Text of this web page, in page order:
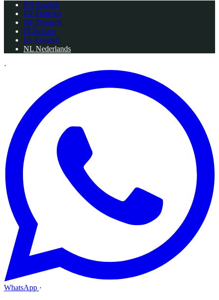
EN English
FR Français
DE Deutsch
IT Italiano
ES Español
NL Nederlands
·
WhatsApp ·